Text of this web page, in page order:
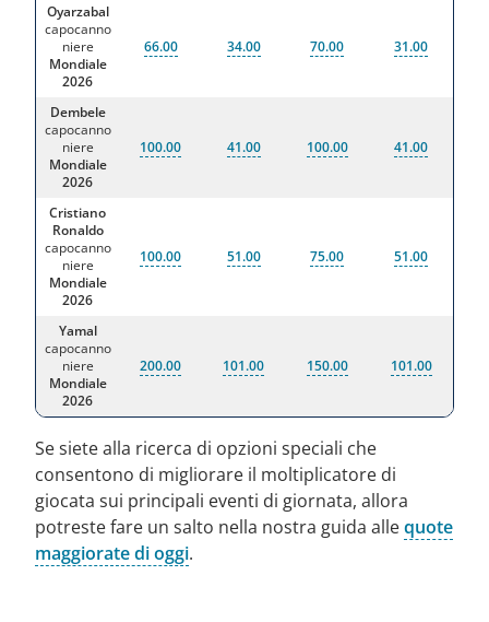
Oyarzabal
capocanno
niere
Mondiale
2026
66.00 34.00 70.00 31.00
Dembele
capocanno
niere
Mondiale
2026
100.00 41.00 100.00 41.00
Cristiano
Ronaldo
capocanno
niere
Mondiale
2026
100.00 51.00 75.00 51.00
Yamal
capocanno
niere
Mondiale
2026
200.00 101.00 150.00 101.00
Se siete alla ricerca di opzioni speciali che
consentono di migliorare il moltiplicatore di
giocata sui principali eventi di giornata, allora
potreste fare un salto nella nostra guida allequote
maggiorate di oggi.